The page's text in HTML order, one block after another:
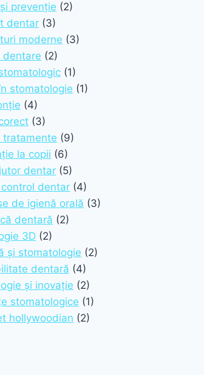
prevenție (2)
dentar (3)
moderne (3)
dentare (2)
(1)
stomatologie (1)
(4)
(3)
tratamente (9)
la copii (6)
dentar (5)
dentar (4)
de igienă orală (3)
dentară (2)
3D (2)
și stomatologie (2)
dentară (4)
și inovație (2)
stomatologice (1)
hollywoodian (2)